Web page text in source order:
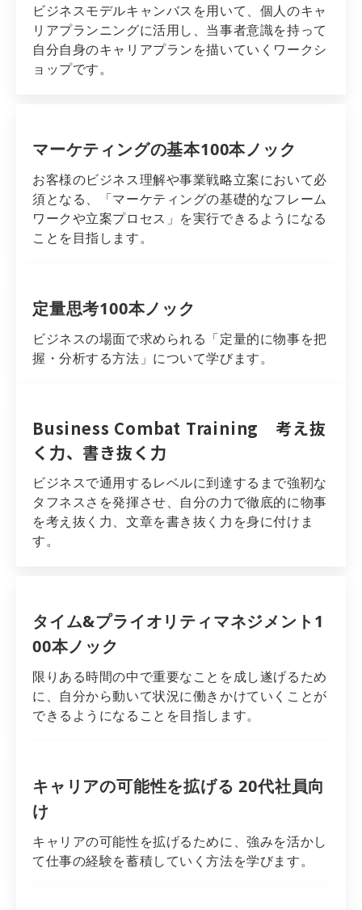
ビジネスモデルキャンバスを用いて、個人のキャ
リアプランニングに活用し、当事者意識を持って
自分自身のキャリアプランを描いていくワークシ
ョップです。
マーケティングの基本100本ノック
お客様のビジネス理解や事業戦略立案において必
須となる、「マーケティングの基礎的なフレーム
ワークや立案プロセス」を実行できるようになる
ことを目指します。
定量思考100本ノック
ビジネスの場面で求められる「定量的に物事を把
握・分析する方法」について学びます。
Business Combat Training　考え抜
く力、書き抜く力
ビジネスで通用するレベルに到達するまで強靭な
タフネスさを発揮させ、自分の力で徹底的に物事
を考え抜く力、文章を書き抜く力を身に付けま
す。
タイム&プライオリティマネジメント1
00本ノック
限りある時間の中で重要なことを成し遂げるため
に、自分から動いて状況に働きかけていくことが
できるようになることを目指します。
キャリアの可能性を拡げる 20代社員向
け
キャリアの可能性を拡げるために、強みを活かし
て仕事の経験を蓄積していく方法を学びます。